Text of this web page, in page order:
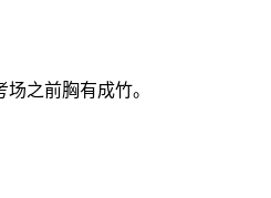
之前胸有成竹。